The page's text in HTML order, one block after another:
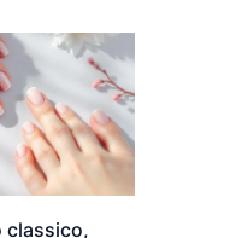
classico,